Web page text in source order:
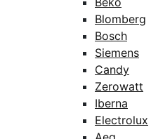
Blomberg
Bosch
Siemens
Candy
Zerowatt
Iberna
Electrolux